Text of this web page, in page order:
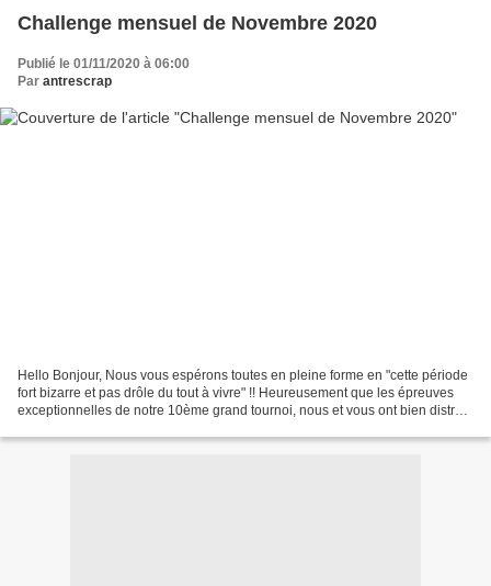
Challenge mensuel de Novembre 2020
Publié le 01/11/2020 à 06:00
Par antrescrap
Hello Bonjour, Nous vous espérons toutes en pleine forme en "cette période
fort bizarre et pas drôle du tout à vivre" !! Heureusement que les épreuves
exceptionnelles de notre 10ème grand tournoi, nous et vous ont bien distrait